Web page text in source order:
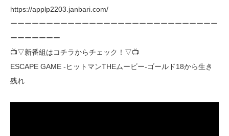
https://applp2203.janbari.com/
ーーーーーーーーーーーーーーーーーーーーーーーーーーーーー
ーーーーーーー
📺▽新番組はコチラからチェック！▽📺
ESCAPE GAME -ヒットマンTHEムービー-ゴールド18から生き
残れ